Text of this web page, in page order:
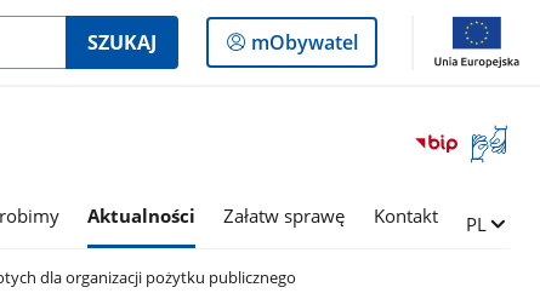
SZUKAJ
Logowanie
do
mObywatel
Otwórz
okno
języka
Aktualności Załatw sprawę Kontakt Zmień
PL
dla organizacji pożytku publicznego